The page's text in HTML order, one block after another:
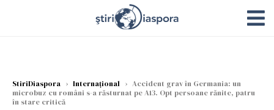
StiriDiaspora › Internațional › Accident grav în Germania: un
microbuz cu români s-a răsturnat pe A13. Opt persoane rănite, patru
în stare critică